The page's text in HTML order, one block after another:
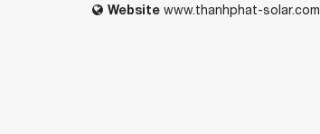
Website www.thanhphat-solar.com